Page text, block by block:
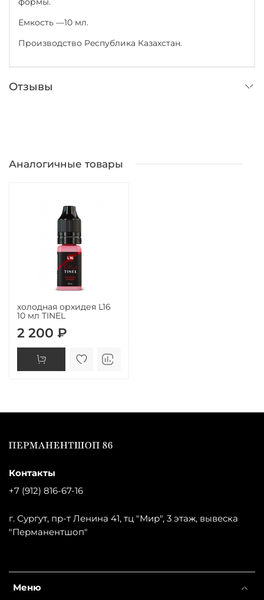
Емкость —10 мл.
Производство Peспублика Казахстан.
Отзывы
Аналогичные товары
холодная орхидея L16
10 мл TINEL
2 200 ₽
Меню
Контакты
+7 (912) 816-67-16
г. Сургут, пр-т Ленина 41, тц "Мир", 3 этаж, вывеска
"Перманентшоп"